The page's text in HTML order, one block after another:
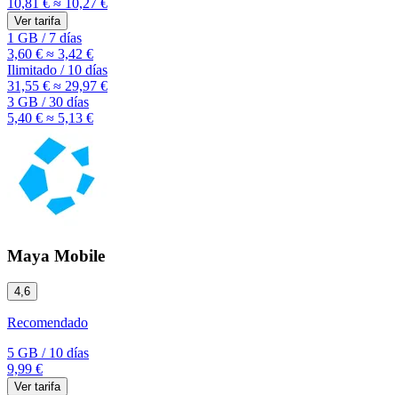
10,81 € ≈ 10,27 €
Ver tarifa
1 GB /7 días
3,60 € ≈ 3,42 €
Ilimitado /10 días
31,55 € ≈ 29,97 €
3 GB /30 días
5,40 € ≈ 5,13 €
Maya Mobile
4,6
Recomendado
5 GB /10 días
9,99 €
Ver tarifa